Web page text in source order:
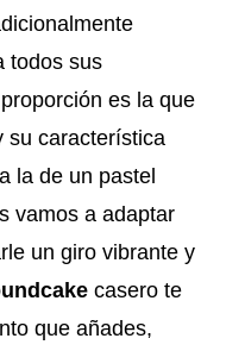
todos sus
es la que
su característica
la de un pastel
vamos a adaptar
un giro vibrante y
casero te
que añades,